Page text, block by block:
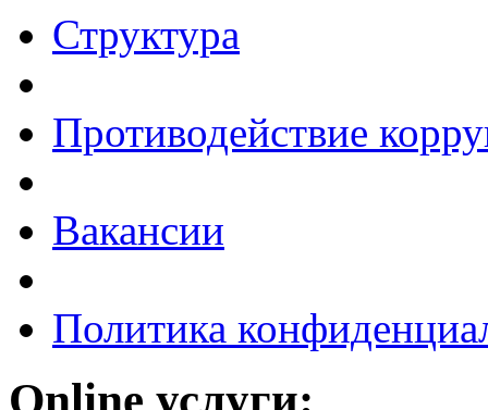
Структура
Противодействие
Вакансии
Политика